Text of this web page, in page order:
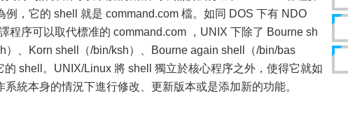
，它的 shell 就是 command.com 檔。如同 DOS 下有 NDO
程序可以取代標准的 command.com ，UNIX 下除了 Bourne sh
）、Korn shell（/bin/ksh）、Bourne again shell（/bin/bas
shell。UNIX/Linux 將 shell 獨立於核心程序之外，使得它就如
統本身的情況下進行修改、更新版本或是添加新的功能。